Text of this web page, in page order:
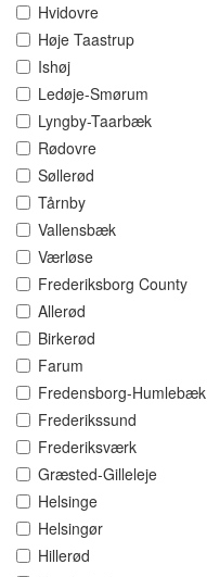
Hvidovre
Høje Taastrup
Ishøj
Ledøje-Smørum
Lyngby-Taarbæk
Rødovre
Søllerød
Tårnby
Vallensbæk
Værløse
Frederiksborg County
Allerød
Birkerød
Farum
Fredensborg-Humlebæk
Frederikssund
Frederiksværk
Græsted-Gilleleje
Helsinge
Helsingør
Hillerød